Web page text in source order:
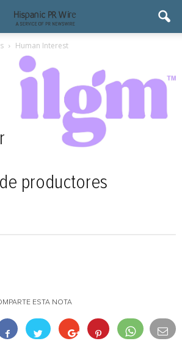
Human Interest
productores
ESTA NOTA